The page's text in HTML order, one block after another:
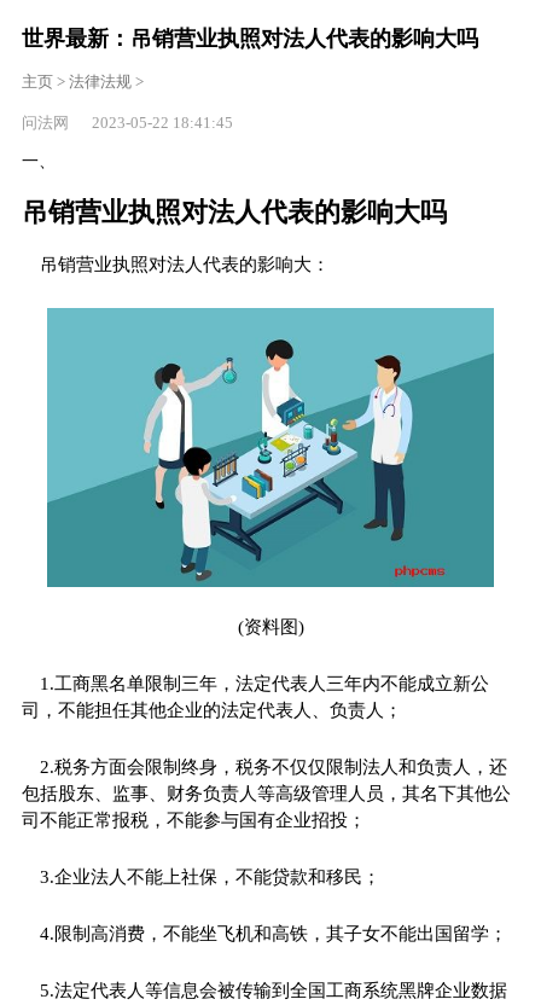
世界最新：吊销营业执照对法人代表的影响大吗
主页> 法律法规>
问法网 2023-05-22 18:41:45
一、
吊销营业执照对法人代表的影响大吗
吊销营业执照对法人代表的影响大：
(资料图)
1.工商黑名单限制三年，法定代表人三年内不能成立新公
司，不能担任其他企业的法定代表人、负责人；
2.税务方面会限制终身，税务不仅仅限制法人和负责人，还
包括股东、监事、财务负责人等高级管理人员，其名下其他公
司不能正常报税，不能参与国有企业招投；
3.企业法人不能上社保，不能贷款和移民；
4.限制高消费，不能坐飞机和高铁，其子女不能出国留学；
5.法定代表人等信息会被传输到全国工商系统黑牌企业数据